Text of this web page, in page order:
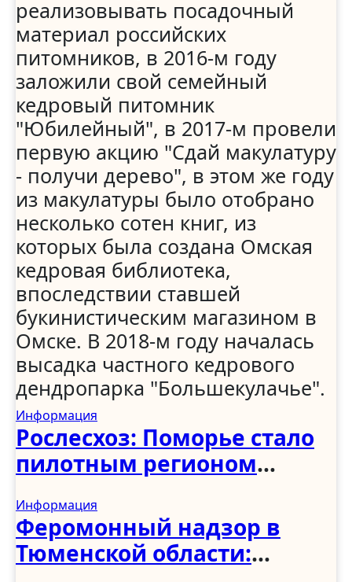
реализовывать посадочный
материал российских
питомников, в 2016-м году
заложили свой семейный
кедровый питомник
"Юбилейный", в 2017-м провели
первую акцию "Сдай макулатуру
- получи дерево", в этом же году
из макулатуры было отобрано
несколько сотен книг, из
которых была создана Омская
кедровая библиотека,
впоследствии ставшей
букинистическим магазином в
Омске. В 2018-м году началась
высадка частного кедрового
дендропарка "Большекулачье".
Информация
Рослесхоз: Поморье стало
пилотным регионом
восстановлению
деревянных храмов
Информация
Феромонный надзор в
Тюменской области: